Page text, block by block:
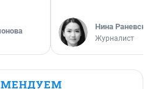
Нина
Журналист